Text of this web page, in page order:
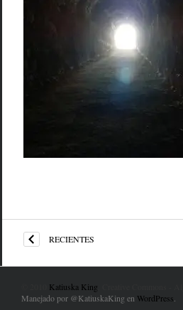
RECIENTES
Katiuska King
Manejado por @KatiuskaKing en WordPress